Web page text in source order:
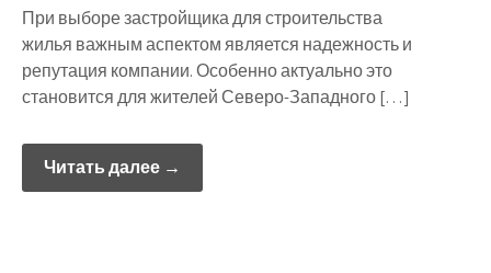
При выборе застройщика для строительства
жилья важным аспектом является надежность и
репутация компании. Особенно актуально это
становится для жителей Северо-Западного […]
Читать далее →